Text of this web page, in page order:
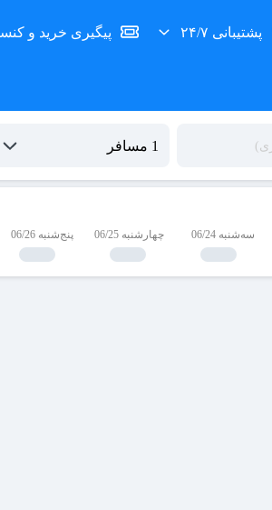
پشتیبانی ۲۴/۷ پیگیری خرید و
سه‌شنبه 06/24 چهارشنبه 06/25 پنج‌شنبه 06/26